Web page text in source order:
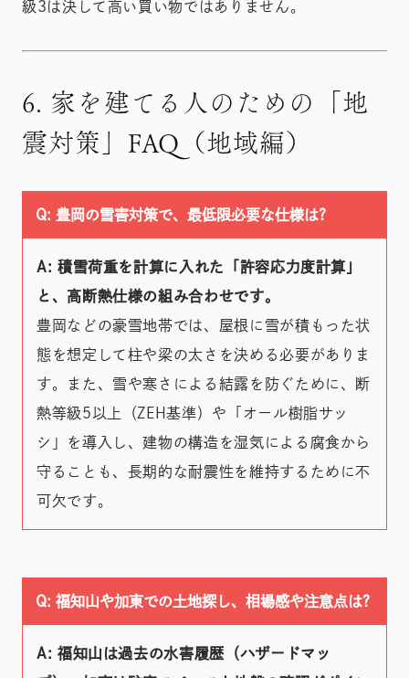
級3は決して高い買い物ではありません。
6. 家を建てる人のための「地
震対策」FAQ（地域編）
Q: 豊岡の雪害対策で、最低限必要な仕様は?
A: 積雪荷重を計算に入れた「許容応力度計算」
と、高断熱仕様の組み合わせです。
豊岡などの豪雪地帯では、屋根に雪が積もった状
態を想定して柱や梁の太さを決める必要がありま
す。また、雪や寒さによる結露を防ぐために、断
熱等級5以上（ZEH基準）や「オール樹脂サッ
シ」を導入し、建物の構造を湿気による腐食から
守ることも、長期的な耐震性を維持するために不
可欠です。
Q: 福知山や加東での土地探し、相場感や注意点は?
A: 福知山は過去の水害履歴（ハザードマッ